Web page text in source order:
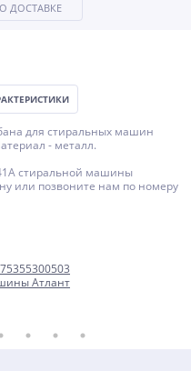
ДОСТАВКЕ
для стиральных машин
- металл.
стиральной машины
или позвоните нам по номеру
Атлант